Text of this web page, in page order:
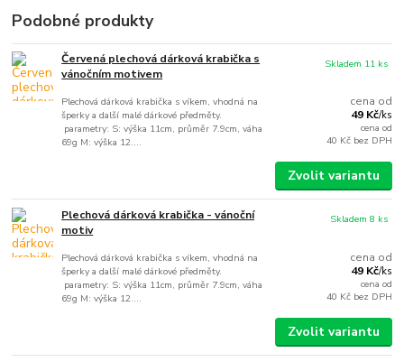
Podobné produkty
Červená plechová dárková krabička s
vánočním motivem
Plechová dárková krabička s víkem, vhodná na
šperky a další malé dárkové předměty.
parametry: S: výška 11cm, průměr 7.9cm, váha
69g M: výška 12....
cena od
49 Kč/ks
cena od
40 Kč bez DPH
Skladem 11 ks
Zvolit variantu
Plechová dárková krabička - vánoční
motiv
Plechová dárková krabička s víkem, vhodná na
šperky a další malé dárkové předměty.
parametry: S: výška 11cm, průměr 7.9cm, váha
69g M: výška 12....
cena od
49 Kč/ks
cena od
40 Kč bez DPH
Skladem 8 ks
Zvolit variantu